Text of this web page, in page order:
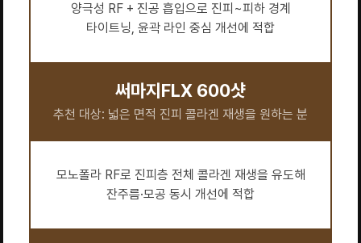
양극성 RF + 진공 흡입으로 진피~피하 경계
타이트닝, 윤곽 라인 중심 개선에 적합
써마지FLX 600샷
추천 대상: 넓은 면적 진피 콜라겐 재생을 원하는 분
모노폴라 RF로 진피층 전체 콜라겐 재생을 유도해
잔주름·모공 동시 개선에 적합